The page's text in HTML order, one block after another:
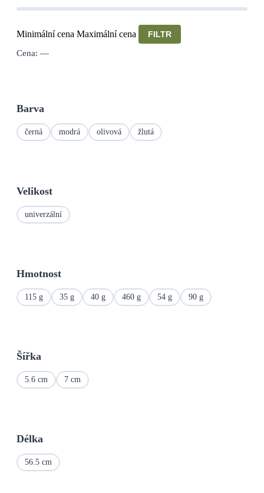
Minimální cena Maximální cena
FILTR
Cena: —
Barva
černá modrá olivová žlutá
Velikost
univerzální
Hmotnost
115 g 35 g 40 g 460 g 54 g 90 g
Šířka
5.6 cm 7 cm
Délka
56.5 cm